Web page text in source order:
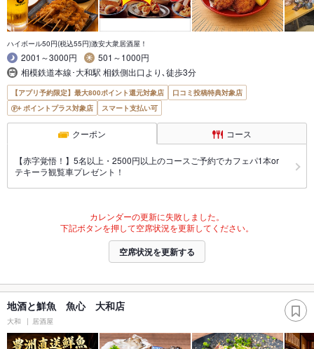
ハイボール50円(税込55円)激安大衆居酒屋！
2001～3000円
501～1000円
相模鉄道本線･大和駅 相鉄側出口より､徒歩3分
【アプリ予約限定】最大800ポイント還元対象店
口コミ投稿特典対象店
ポイントプラス対象店
スマート支払い可
クーポン コース
【赤字覚悟！】5名以上・2500円以上のコースご予約でカフェパ1本or
テキーラ観覧車プレゼント！
カレンダーの更新に失敗しました。
下記ボタンを押して空席状況を更新してください。
空席状況を更新する
地酒と鮮魚 魚心 大和店
大和 居酒屋